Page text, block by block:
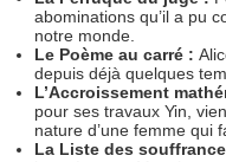
abominations qu’il a pu
notre monde.
Le Poème au carré :
depuis déjà quelques
L’Accroissement
pour ses travaux Yin,
nature d’une femme qui
La Liste des